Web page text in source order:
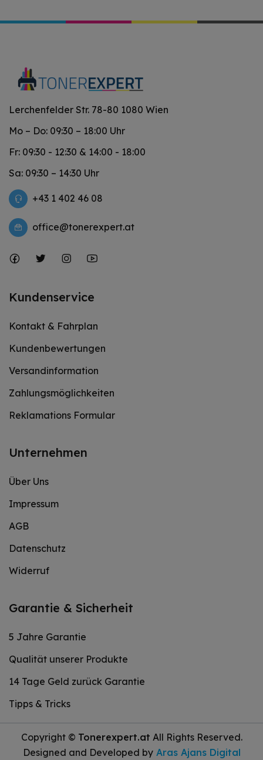
Lerchenfelder Str. 78-80 1080 Wien
Mo – Do: 09:30 – 18:00 Uhr
Fr: 09:30 - 12:30 & 14:00 - 18:00
Sa: 09:30 – 14:30 Uhr
+43 1 402 46 08
office@tonerexpert.at
Kundenservice
Kontakt & Fahrplan
Kundenbewertungen
Versandinformation
Zahlungsmöglichkeiten
Reklamations Formular
Unternehmen
Über Uns
Impressum
AGB
Datenschutz
Widerruf
Garantie & Sicherheit
5 Jahre Garantie
Qualität unserer Produkte
14 Tage Geld zurück Garantie
Tipps & Tricks
Copyright © Tonerexpert.at All Rights Reserved.
Designed and Developed byAras Ajans Digital